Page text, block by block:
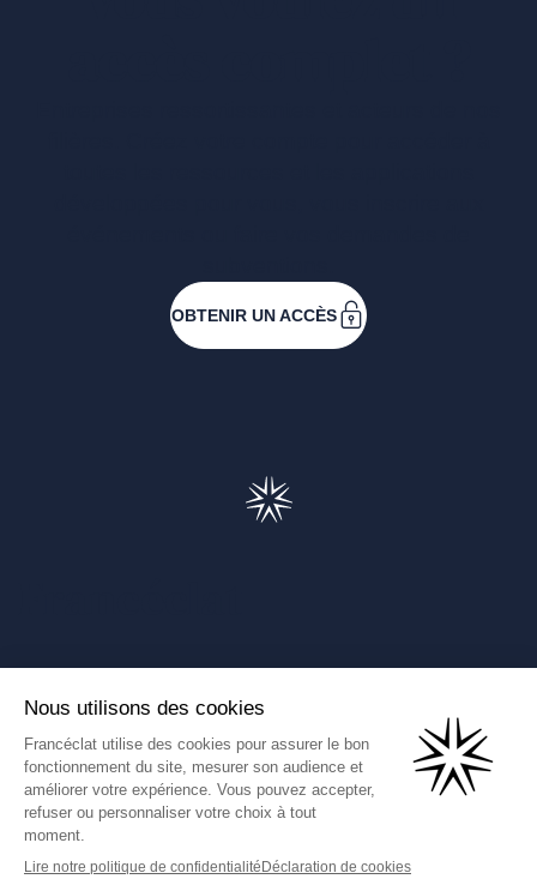
OBTENIR UN ACCÈS
Comprendre la taxe HBJOAT
Francéclat International (Ce lien s'ouvre dans un